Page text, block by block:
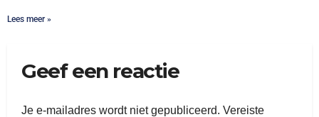
Lees meer »
Geef een reactie
Je e-mailadres wordt niet gepubliceerd. Vereiste